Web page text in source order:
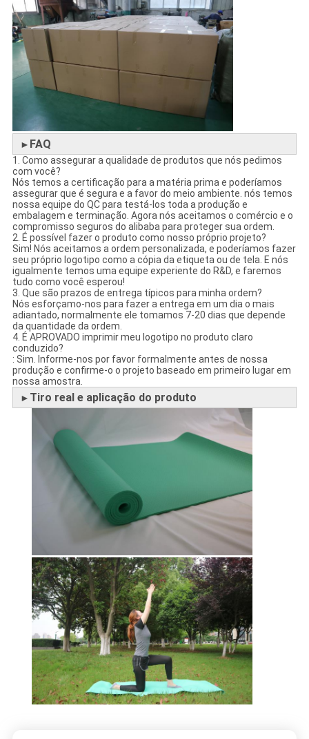
► FAQ
1. Como assegurar a qualidade de produtos que nós pedimos
com você?
Nós temos a certificação para a matéria prima e poderíamos
assegurar que é segura e a favor do meio ambiente. nós temos
nossa equipe do QC para testá-los toda a produção e
embalagem e terminação. Agora nós aceitamos o comércio e o
compromisso seguros do alibaba para proteger sua ordem.
2. É possível fazer o produto como nosso próprio projeto?
Sim! Nós aceitamos a ordem personalizada, e poderíamos fazer
seu próprio logotipo como a cópia da etiqueta ou de tela. E nós
igualmente temos uma equipe experiente do R&D, e faremos
tudo como você esperou!
3. Que são prazos de entrega típicos para minha ordem?
Nós esforçamo-nos para fazer a entrega em um dia o mais
adiantado, normalmente ele tomamos 7-20 dias que depende
da quantidade da ordem.
4. É APROVADO imprimir meu logotipo no produto claro
conduzido?
: Sim. Informe-nos por favor formalmente antes de nossa
produção e confirme-o o projeto baseado em primeiro lugar em
nossa amostra.
► Tiro real e aplicação do produto